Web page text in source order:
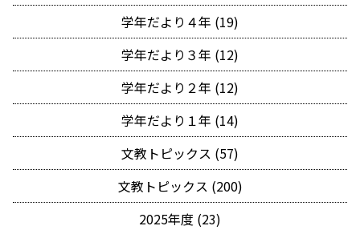
学年だより４年 (19)
学年だより３年 (12)
学年だより２年 (12)
学年だより１年 (14)
文教トピックス (57)
文教トピックス (200)
2025年度 (23)